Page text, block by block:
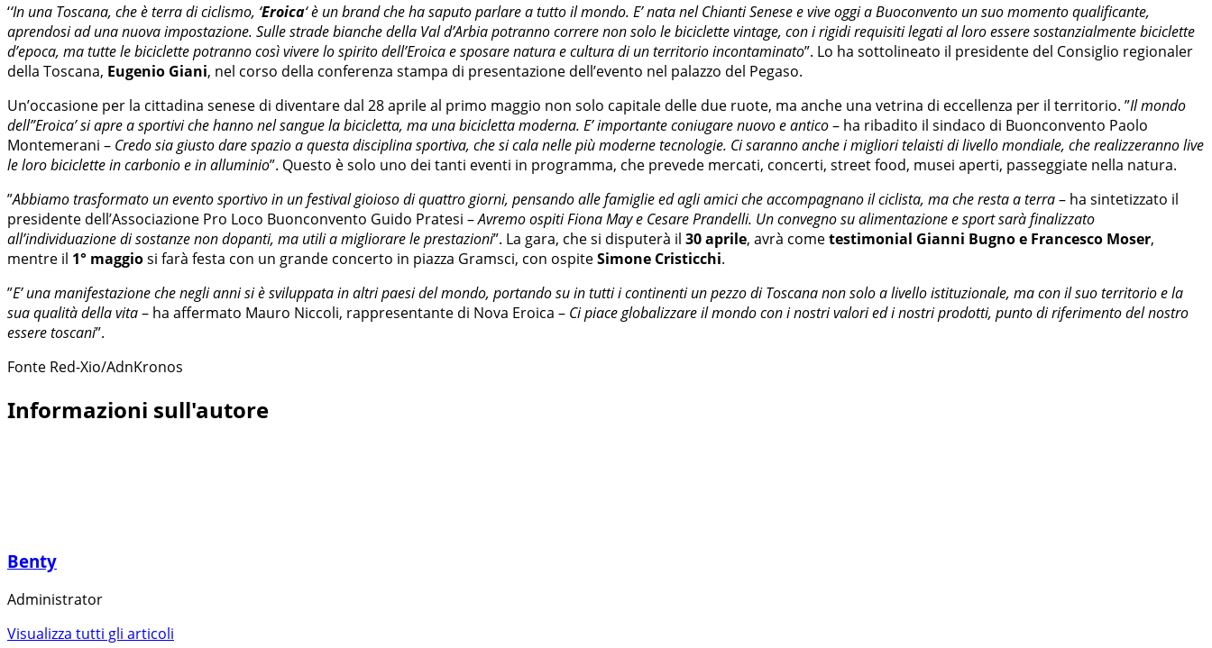
‘‘In una Toscana, che è terra di ciclismo, ‘Eroica‘ è un brand che ha saputo parlare a tutto il mondo. E’ nata nel Chianti Senese e vive oggi a Buoconvento un suo momento qualificante,
aprendosi ad una nuova impostazione. Sulle strade bianche della Val d’Arbia potranno correre non solo le biciclette vintage, con i rigidi requisiti legati al loro essere sostanzialmente biciclette
d’epoca, ma tutte le biciclette potranno così vivere lo spirito dell’Eroica e sposare natura e cultura di un territorio incontaminato”. Lo ha sottolineato il presidente del Consiglio regionaler
della Toscana, Eugenio Giani, nel corso della conferenza stampa di presentazione dell’evento nel palazzo del Pegaso.
Un’occasione per la cittadina senese di diventare dal 28 aprile al primo maggio non solo capitale delle due ruote, ma anche una vetrina di eccellenza per il territorio. ”Il mondo
dell”Eroica’ si apre a sportivi che hanno nel sangue la bicicletta, ma una bicicletta moderna. E’ importante coniugare nuovo e antico– ha ribadito il sindaco di Buonconvento Paolo
Montemerani – Credo sia giusto dare spazio a questa disciplina sportiva, che si cala nelle più moderne tecnologie. Ci saranno anche i migliori telaisti di livello mondiale, che realizzeranno live
le loro biciclette in carbonio e in alluminio”. Questo è solo uno dei tanti eventi in programma, che prevede mercati, concerti, street food, musei aperti, passeggiate nella natura.
”Abbiamo trasformato un evento sportivo in un festival gioioso di quattro giorni, pensando alle famiglie ed agli amici che accompagnano il ciclista, ma che resta a terra– ha sintetizzato il
presidente dell’Associazione Pro Loco Buonconvento Guido Pratesi –Avremo ospiti Fiona May e Cesare Prandelli. Un convegno su alimentazione e sport sarà finalizzato
all’individuazione di sostanze non dopanti, ma utili a migliorare le prestazioni”. La gara, che si disputerà il 30 aprile, avrà cometestimonial Gianni Bugno e Francesco Moser,
mentre il 1° maggiosi farà festa con un grande concerto in piazza Gramsci, con ospiteSimone Cristicchi.
”E’ una manifestazione che negli anni si è sviluppata in altri paesi del mondo, portando su in tutti i continenti un pezzo di Toscana non solo a livello istituzionale, ma con il suo territorio e la
sua qualità della vita– ha affermato Mauro Niccoli, rappresentante di Nova Eroica – Ci piace globalizzare il mondo con i nostri valori ed i nostri prodotti, punto di riferimento del nostro
essere toscani”.
Fonte Red-Xio/AdnKronos
Informazioni sull'autore
Benty
Administrator
Visualizza tutti gli articoli